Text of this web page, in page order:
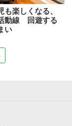
も楽しくなる、
動線 回遊する
い